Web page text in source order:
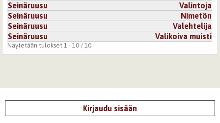
Seinäruusu
Valintoja
Seinäruusu
Nimetön
Seinäruusu
Valehtelija
Seinäruusu
Valikoiva muisti
Näytetään tulokset 1 - 10 / 10
Kirjaudu sisään